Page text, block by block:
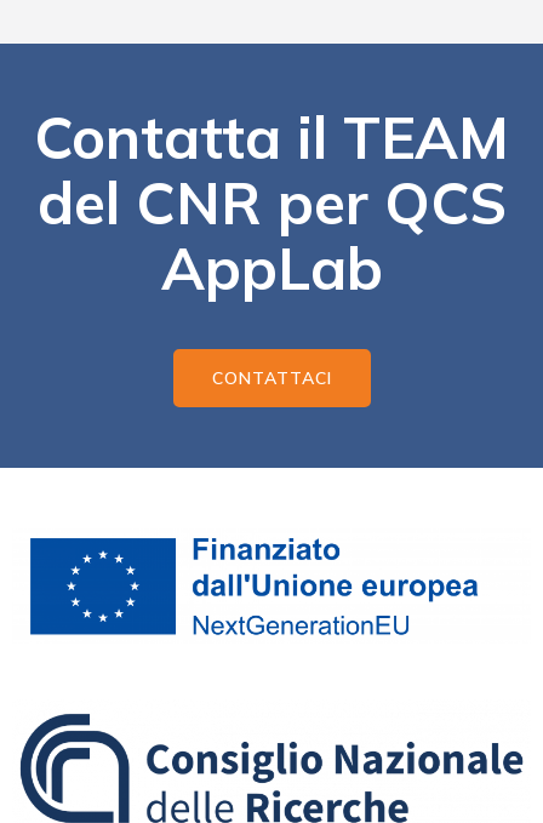
Contatta il TEAM
del CNR per QCS
AppLab
CONTATTACI